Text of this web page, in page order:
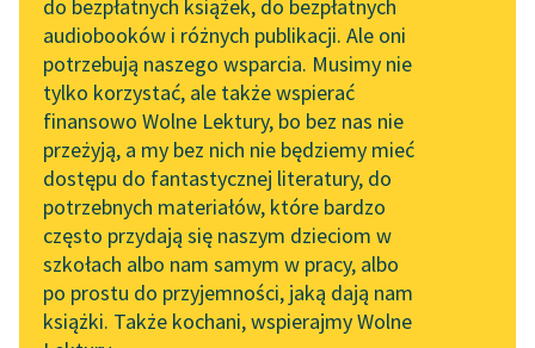
Byliśmy częścią AI Impact
Lab
Zapraszamy na spotkanie
online z tłumaczkami
literatury skandynawskiej
Spotkanie z Katarzyną
Tunkiel w Oslo
102. lata temu zmarł
Joseph Conrad
Leśmianator
Przewodnik dla piszących i
czytających
API
OAI-PMH
Widget Wolnych Lektur
Przypisy
do bezpłatnych książek, do bezpłatnych
audiobooków i różnych publikacji. Ale oni
potrzebują naszego wsparcia. Musimy nie
tylko korzystać, ale także wspierać
finansowo Wolne Lektury, bo bez nas nie
przeżyją, a my bez nich nie będziemy mieć
dostępu do fantastycznej literatury, do
potrzebnych materiałów, które bardzo
często przydają się naszym dzieciom w
szkołach albo nam samym w pracy, albo
po prostu do przyjemności, jaką dają nam
książki. Także kochani, wspierajmy Wolne
Epoka:Modernizm
Rodzaj:Epika
Gatunek:Nowela